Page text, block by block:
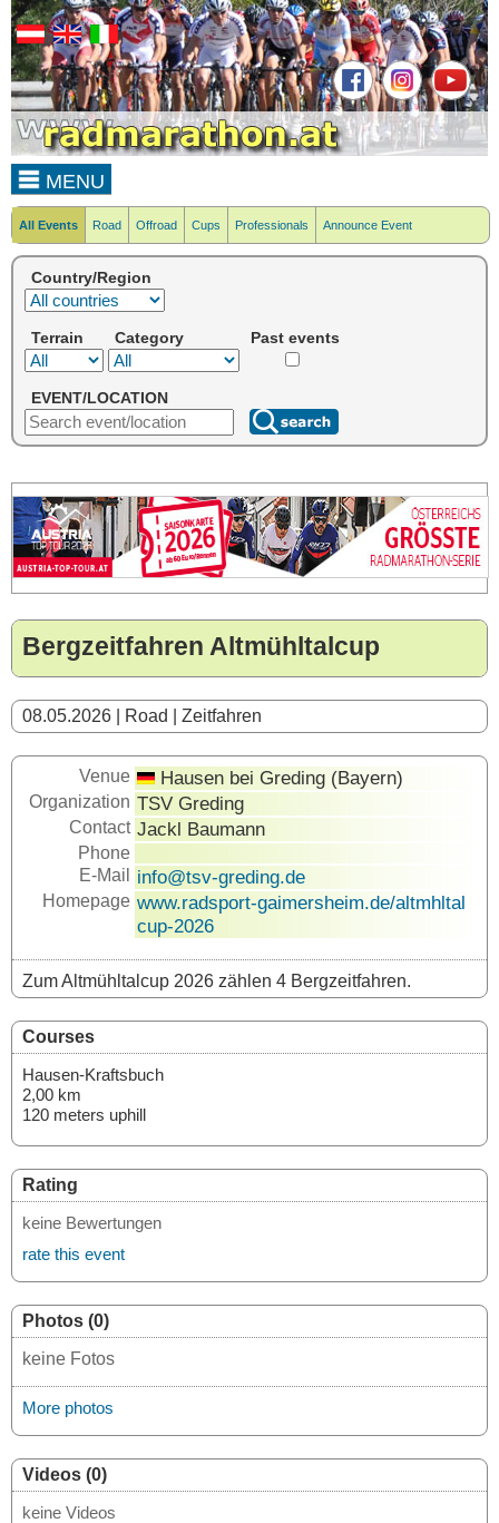
MENU
All Events Road Offroad Cups Professionals Announce Event
Country/Region
Terrain Category Past events
EVENT/LOCATION
Bergzeitfahren Altmühltalcup
08.05.2026 | Road | Zeitfahren
Venue Hausen bei Greding (Bayern)
Organization TSV Greding
Contact Jackl Baumann
Phone
E-Mail
info@tsv-greding.de
Homepage www.radsport-gaimersheim.de/altmhltal
cup-2026
Zum Altmühltalcup 2026 zählen 4 Bergzeitfahren.
Courses
Hausen-Kraftsbuch
2,00 km
120 meters uphill
Rating
keine Bewertungen
rate this event
Photos (0)
keine Fotos
More photos
Videos (0)
keine Videos